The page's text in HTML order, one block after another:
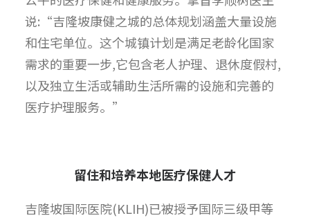
说:“吉隆坡康健之城的总体规划涵盖大量设施
和住宅单位。这个城镇计划是满足老龄化国家
需求的重要一步,它包含老人护理、退休度假村,
以及独立生活或辅助生活所需的设施和完善的
医疗护理服务。”
留住和培养本地医疗保健人才
吉隆坡国际医院(KLIH)已被授予国际三级甲等